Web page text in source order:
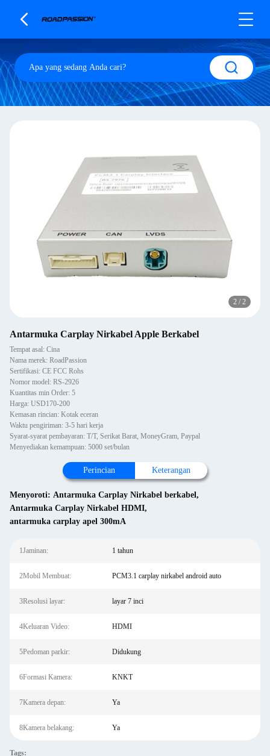
2 / 2
Antarmuka Carplay Nirkabel Apple Berkabel
Tempat asal: Cina
Nama merek: RoadPassion
Sertifikasi: CE FCC Rohs
Nomor model: RS-2926
Kuantitas min Order: 5
Harga: USD170-200
Kemasan rincian: Kotak eceran
Waktu pengiriman: 3-5 hari kerja
Syarat-syarat pembayaran: T/T, Serikat Barat, MoneyGram, Paypal
Menyediakan kemampuan: 5000 set/bulan
Perincian Keterangan
Menyoroti: Antarmuka Carplay Nirkabel berkabel,
Antarmuka Carplay Nirkabel HDMI,
antarmuka carplay apel 300mA
1Jaminan: 1 tahun
2Mobil Membuat: PCM3.1 carplay nirkabel android auto
3Resolusi layar: layar 7 inci
4Keluaran Video: HDMI
5Pedoman parkir: Didukung
6Formasi Kamera: KNKT
7Kamera depan: Ya
8Kamera belakang: Ya
Tags: